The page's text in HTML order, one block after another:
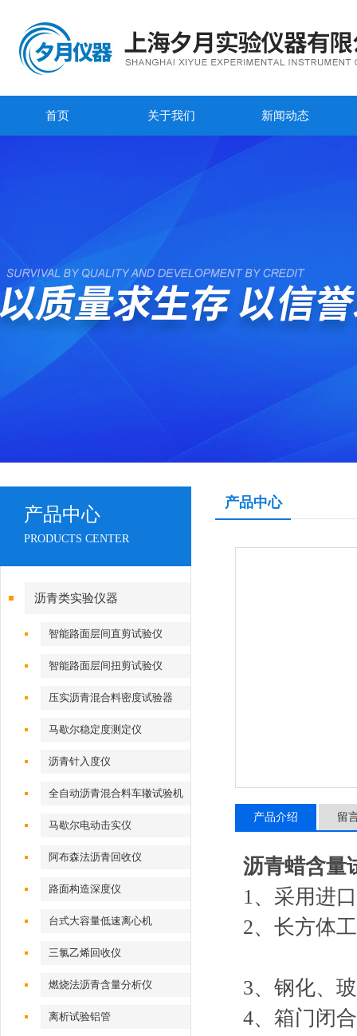
首页 关于我们 新闻动态
产品中心
产品介绍 留
沥青蜡含量
1、采用进
2、长方
3、钢化、
4、箱门闭
产品中心
PRODUCTS CENTER
沥青类实验仪器
智能路面层间直剪试验仪
智能路面层间扭剪试验仪
压实沥青混合料密度试验器
马歇尔稳定度测定仪
沥青针入度仪
全自动沥青混合料车辙试验机
马歇尔电动击实仪
阿布森法沥青回收仪
路面构造深度仪
台式大容量低速离心机
三氯乙烯回收仪
燃烧法沥青含量分析仪
离析试验铝管